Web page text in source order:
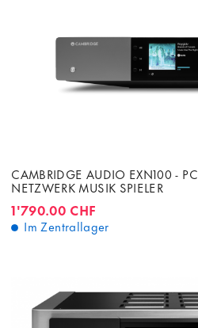
CAMBRIDGE AUDIO EXN100 -
NETZWERK MUSIK SPIELER
1'790.00 CHF
Im Zentrallager